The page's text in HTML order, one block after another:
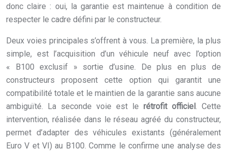
donc claire : oui, la garantie est maintenue à condition de
respecter le cadre défini par le constructeur.
Deux voies principales s’offrent à vous. La première, la plus
simple, est l’acquisition d’un véhicule neuf avec l’option
« B100 exclusif » sortie d’usine. De plus en plus de
constructeurs proposent cette option qui garantit une
compatibilité totale et le maintien de la garantie sans aucune
ambiguïté. La seconde voie est le rétrofit officiel. Cette
intervention, réalisée dans le réseau agréé du constructeur,
permet d’adapter des véhicules existants (généralement
Euro V et VI) au B100. Comme le confirme une analyse des